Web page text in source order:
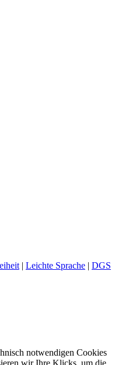
| Leichte Sprache | DGS
notwendigen Cookies
wir Ihre Klicks, um die